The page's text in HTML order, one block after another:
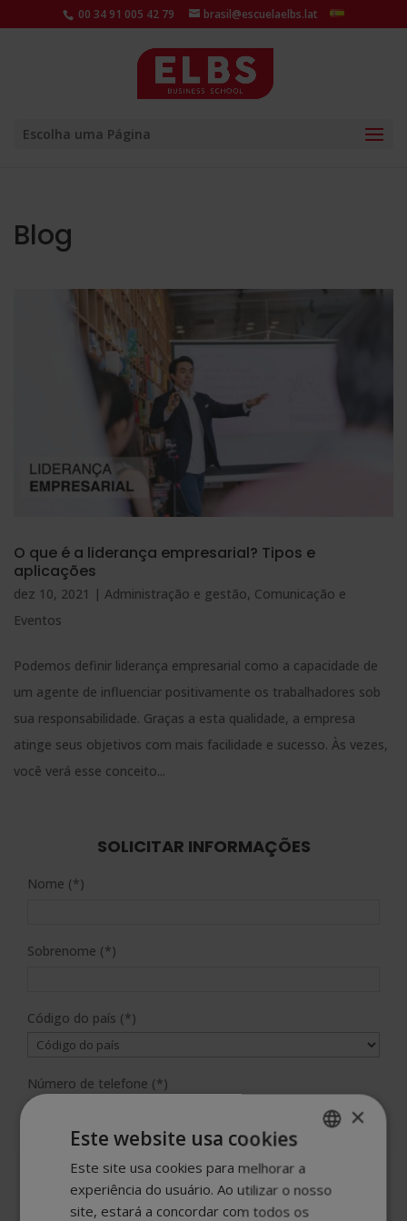
00 34 91 005 42 79 brasil@escuelaelbs.lat
Escolha uma Página
Blog
O que é a liderança empresarial? Tipos e
aplicações
dez 10, 2021 | Administração e gestão, Comunicação e
Eventos
Podemos definir liderança empresarial como a capacidade de
um agente de influenciar positivamente os trabalhadores sob
sua responsabilidade. Graças a esta qualidade, a empresa
atinge seus objetivos com mais facilidade e sucesso. Às vezes,
você verá esse conceito...
SOLICITAR INFORMAÇÕES
Nome (*)
Sobrenome (*)
Código do país (*)
Número de telefone (*)
Email (*)
SPANISH
PORTUGUESE
×
Este website usa cookies
Este site usa cookies para melhorar a
experiência do usuário. Ao utilizar o nosso
site, estará a concordar com todos os